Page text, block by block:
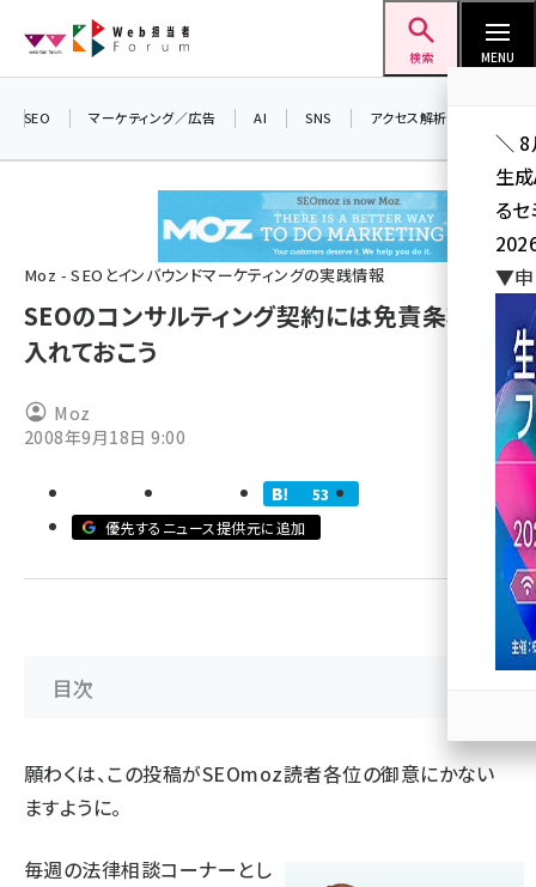
ン
検索 MENU
seo (3538)
ai (2820)
youtube (2444)
セミナー (2315)
z世代 (1629)
meo (1281)
llmo (1167)
SEO マーケティング／広告 AI SNS アクセス解析／データ分析
Moz - SEOとインバウンドマーケティングの実践情報
SEOのコンサルティング契約には免責条項を
入れておこう
Moz
2008年9月18日 9:00
53
優先するニュース提供元に追加
目次
願わくは、この投稿がSEOmoz読者各位の御意にかない
ますように。
毎週の法律相談コーナーとし
＼ 8
生
る
▼申